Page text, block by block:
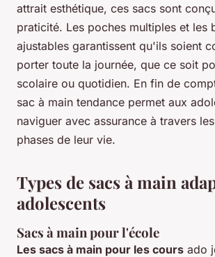
attrait esthétique, ces sacs sont
praticité. Les poches multiples et les
ajustables garantissent qu'ils soient
porter toute la journée, que ce soit
scolaire ou quotidien. En fin de
sac à main tendance permet aux
naviguer avec assurance à travers
phases de leur vie.
Types de sacs à main
adolescents
Sacs à main pour l'école
Les sacs à main pour les cours ado